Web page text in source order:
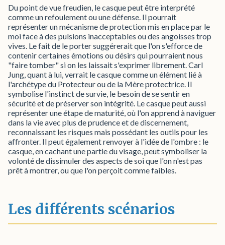
Du point de vue freudien, le casque peut être interprété
comme un refoulement ou une défense. Il pourrait
représenter un mécanisme de protection mis en place par le
moi face à des pulsions inacceptables ou des angoisses trop
vives. Le fait de le porter suggérerait que l'on s'efforce de
contenir certaines émotions ou désirs qui pourraient nous
"faire tomber" si on les laissait s'exprimer librement. Carl
Jung, quant à lui, verrait le casque comme un élément lié à
l'archétype du Protecteur ou de la Mère protectrice. Il
symbolise l'instinct de survie, le besoin de se sentir en
sécurité et de préserver son intégrité. Le casque peut aussi
représenter une étape de maturité, où l'on apprend à naviguer
dans la vie avec plus de prudence et de discernement,
reconnaissant les risques mais possédant les outils pour les
affronter. Il peut également renvoyer à l'idée de l'ombre : le
casque, en cachant une partie du visage, peut symboliser la
volonté de dissimuler des aspects de soi que l'on n'est pas
prêt à montrer, ou que l'on perçoit comme faibles.
Les différents scénarios